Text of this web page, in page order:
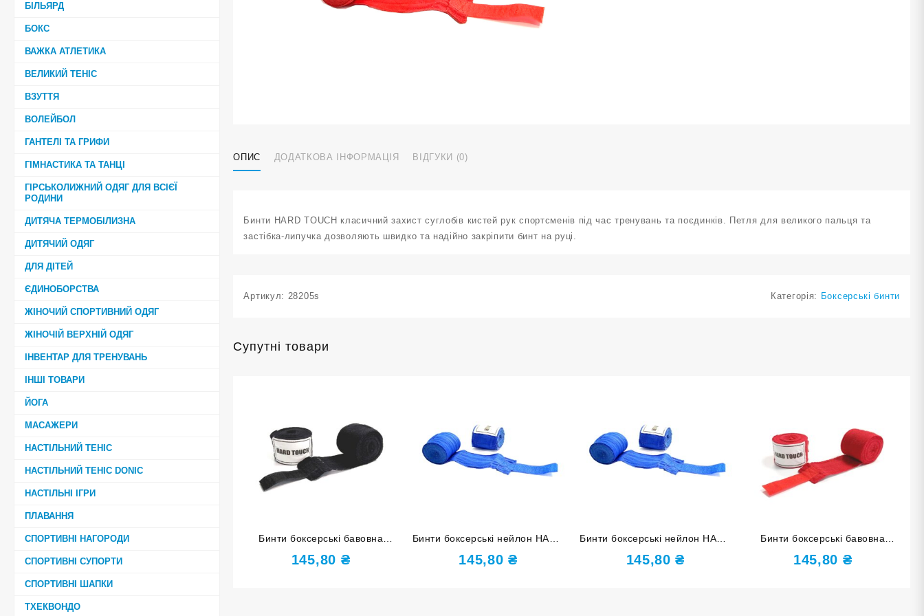
БІЛЬЯРД
БОКС
ВАЖКА АТЛЕТИКА
ВЕЛИКИЙ ТЕНІС
ВЗУТТЯ
ВОЛЕЙБОЛ
ГАНТЕЛІ ТА ГРИФИ
ГІМНАСТИКА ТА ТАНЦІ
ГІРСЬКОЛИЖНИЙ ОДЯГ ДЛЯ ВСІЄЇ
РОДИНИ
ДИТЯЧА ТЕРМОБІЛИЗНА
ДИТЯЧИЙ ОДЯГ
ДЛЯ ДІТЕЙ
ЄДИНОБОРСТВА
ЖІНОЧИЙ СПОРТИВНИЙ ОДЯГ
ЖІНОЧІЙ ВЕРХНІЙ ОДЯГ
ІНВЕНТАР ДЛЯ ТРЕНУВАНЬ
ІНШІ ТОВАРИ
ЙОГА
МАСАЖЕРИ
НАСТІЛЬНИЙ ТЕНІС
НАСТІЛЬНИЙ ТЕНІС DONIC
НАСТІЛЬНІ ІГРИ
ПЛАВАННЯ
СПОРТИВНІ НАГОРОДИ
СПОРТИВНІ СУПОРТИ
СПОРТИВНІ ШАПКИ
ТХЕКВОНДО
ОПИС ДОДАТКОВА ІНФОРМАЦІЯ ВІДГУКИ (0)
Бинти HARD TOUCH класичний захист суглобів кистей рук спортсменів під час тренувань та поєдинків. Петля для великого пальця та
застібка-липучка дозволяють швидко та надійно закріпити бинт на руці.
Артикул: 28205s Категорія: Боксерські бинти
Супутні товари
Бинти боксерські бавовна
HARD TOUCH 2,7 м чорні
145,80 ₴
Бинти боксерські нейлон HARD
TOUCH 3 м сині
145,80₴
Бинти боксерські нейлон HARD
TOUCH 4 м сині
145,80₴
Бинти боксерські бавовна
HARD TOUCH 4 м червоні
145,80 ₴